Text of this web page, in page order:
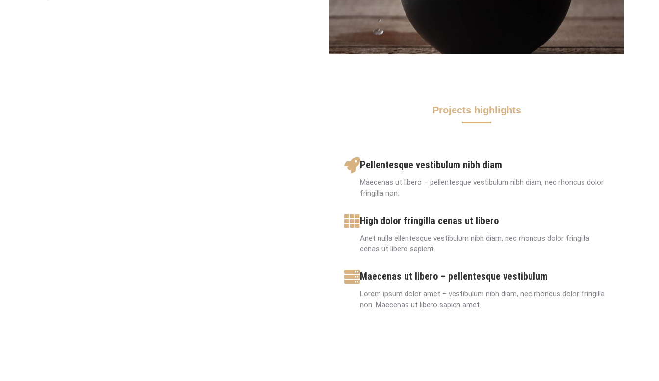
Projects highlights
Pellentesque vestibulum nibh diam
Maecenas ut libero – pellentesque vestibulum nibh diam, nec rhoncus dolor
fringilla non.
High dolor fringilla cenas ut libero
Anet nulla ellentesque vestibulum nibh diam, nec rhoncus dolor fringilla
cenas ut libero sapient.
Maecenas ut libero – pellentesque vestibulum
Lorem ipsum dolor amet – vestibulum nibh diam, nec rhoncus dolor fringilla
non. Maecenas ut libero sapien amet.